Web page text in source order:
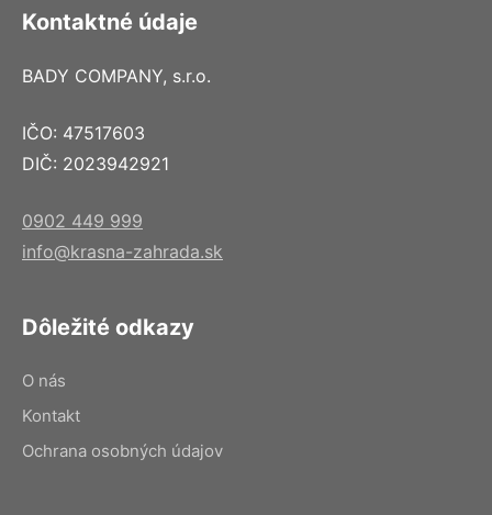
Kontaktné údaje
BADY COMPANY, s.r.o.
IČO: 47517603
DIČ: 2023942921
0902 449 999
info@krasna-zahrada.sk
Dôležité odkazy
O nás
Kontakt
Ochrana osobných údajov